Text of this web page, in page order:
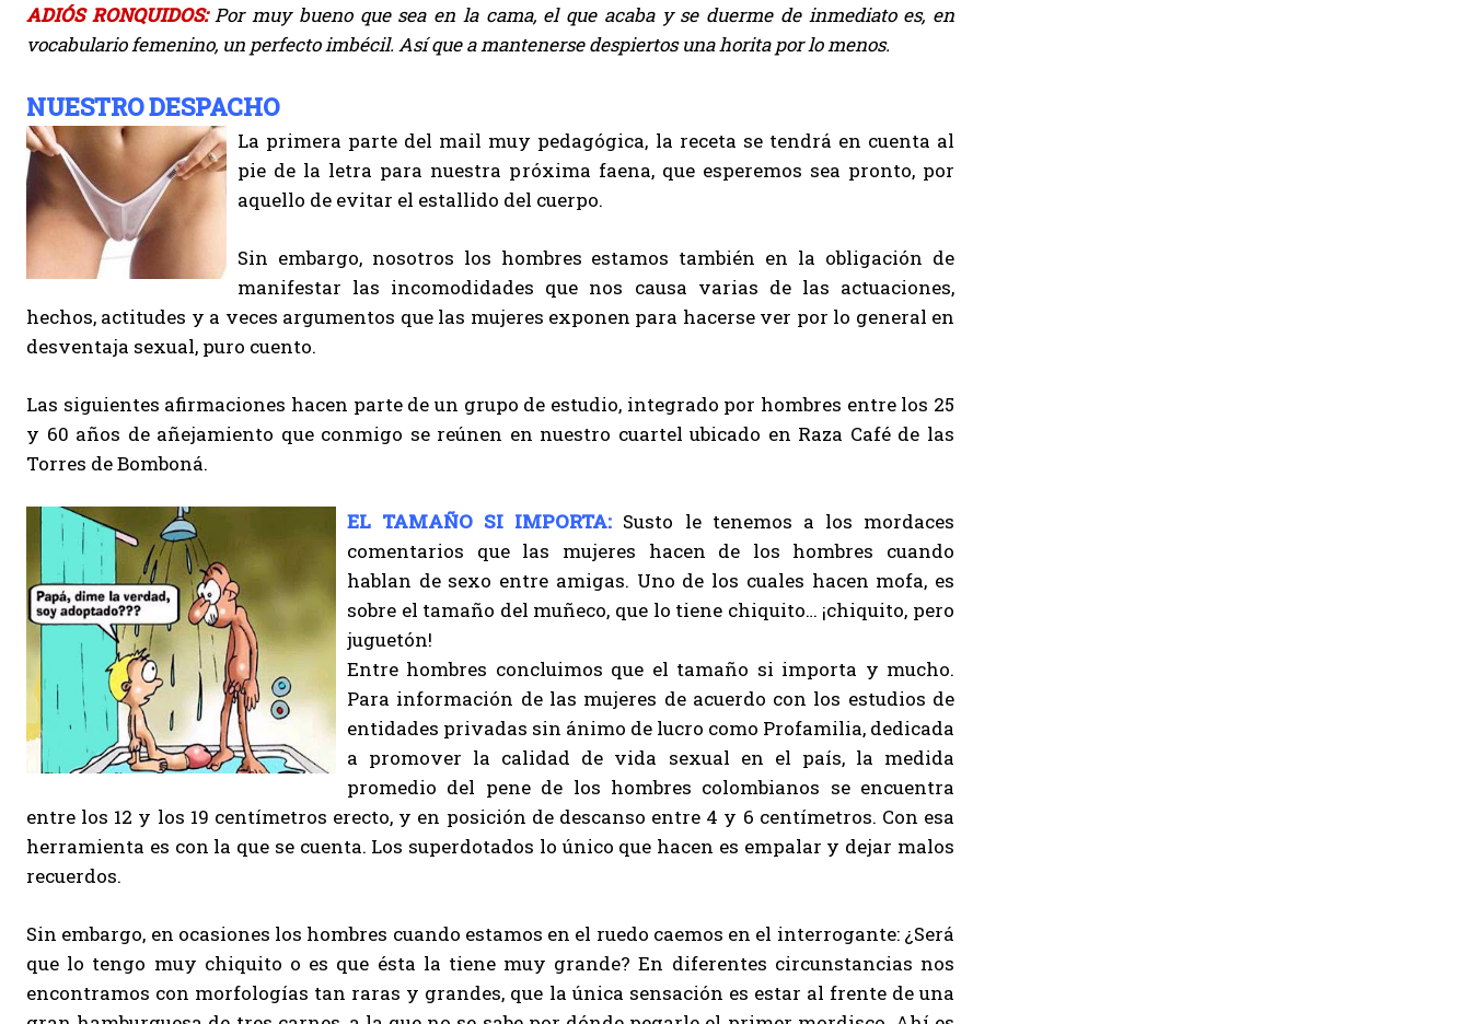
ADIÓS RONQUIDOS:Por muy bueno que sea en la cama, el que acaba y se duerme de inmediato es, en
vocabulario femenino, un perfecto imbécil. Así que a mantenerse despiertos una horita por lo menos.
NUESTRO DESPACHO
La primera parte del mail muy pedagógica, la receta se tendrá en cuenta al
pie de la letra para nuestra próxima faena, que esperemos sea pronto, por
aquello de evitar el estallido del cuerpo.
Sin embargo, nosotros los hombres estamos también en la obligación de
manifestar las incomodidades que nos causa varias de las actuaciones,
hechos, actitudes y a veces argumentos que las mujeres exponen para hacerse ver por lo general en
desventaja sexual, puro cuento.
Las siguientes afirmaciones hacen parte de un grupo de estudio, integrado por hombres entre los 25
y 60 años de añejamiento que conmigo se reúnen en nuestro cuartel ubicado en Raza Café de las
Torres de Bomboná.
EL TAMAÑO SI IMPORTA: Susto le tenemos a los mordaces
comentarios que las mujeres hacen de los hombres cuando
hablan de sexo entre amigas. Uno de los cuales hacen mofa, es
sobre el tamaño del muñeco, que lo tiene chiquito… ¡chiquito, pero
juguetón!
Entre hombres concluimos que el tamaño si importa y mucho.
Para información de las mujeres de acuerdo con los estudios de
entidades privadas sin ánimo de lucro como Profamilia, dedicada
a promover la calidad de vida sexual en el país, la medida
promedio del pene de los hombres colombianos se encuentra
entre los 12 y los 19 centímetros erecto, y en posición de descanso entre 4 y 6 centímetros. Con esa
herramienta es con la que se cuenta. Los superdotados lo único que hacen es empalar y dejar malos
recuerdos.
Sin embargo, en ocasiones los hombres cuando estamos en el ruedo caemos en el interrogante: ¿Será
que lo tengo muy chiquito o es que ésta la tiene muy grande? En diferentes circunstancias nos
encontramos con morfologías tan raras y grandes, que la única sensación es estar al frente de una